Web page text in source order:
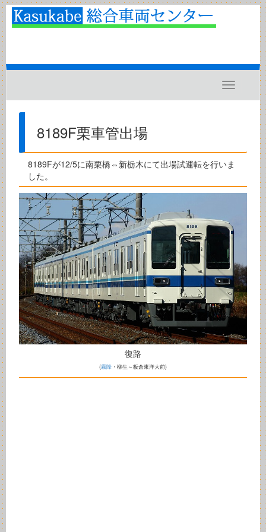
Toggle
navigation
8189F栗車管出場
8189Fが12/5に南栗橋⇔新栃木にて出場試運転を行いま
した。
復路
(霧降 ・柳生～板倉東洋大前)